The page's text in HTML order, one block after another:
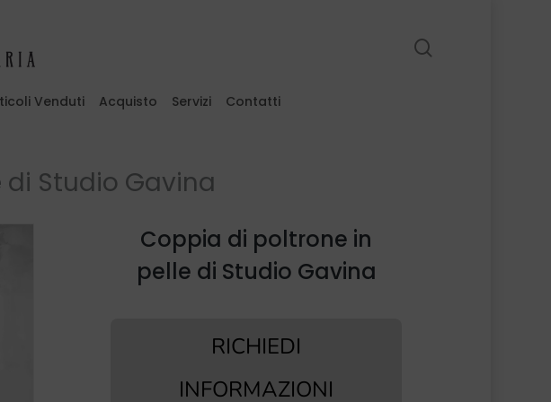
Venduti Acquisto Servizi Contatti
Studio Gavina
Coppia di poltrone in
pelle di Studio Gavina
RICHIEDI
INFORMAZIONI